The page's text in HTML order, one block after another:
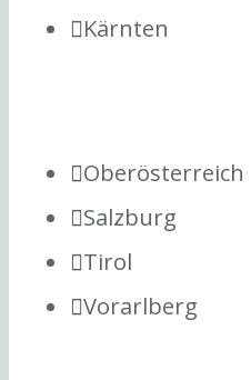
Kärnten
Oberösterreich
Salzburg
Tirol
Vorarlberg